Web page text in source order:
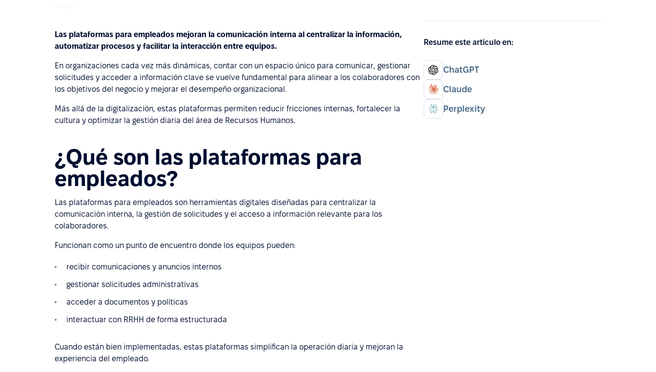
Las plataformas para empleados mejoran la comunicación interna al centralizar la información,
automatizar procesos y facilitar la interacción entre equipos.
En organizaciones cada vez más dinámicas, contar con un espacio único para comunicar, gestionar
solicitudes y acceder a información clave se vuelve fundamental para alinear a los colaboradores con
los objetivos del negocio y mejorar el desempeño organizacional.
Más allá de la digitalización, estas plataformas permiten reducir fricciones internas, fortalecer la
cultura y optimizar la gestión diaria del área de Recursos Humanos.
¿Qué son las plataformas para
empleados?
Las plataformas para empleados son herramientas digitales diseñadas para centralizar la
comunicación interna, la gestión de solicitudes y el acceso a información relevante para los
colaboradores.
Funcionan como un punto de encuentro donde los equipos pueden:
recibir comunicaciones y anuncios internos
gestionar solicitudes administrativas
acceder a documentos y políticas
interactuar con RRHH de forma estructurada
Cuando están bien implementadas, estas plataformas simplifican la operación diaria y mejoran la
experiencia del empleado.
Resume este artículo en:
ChatGPT
Claude
Perplexity